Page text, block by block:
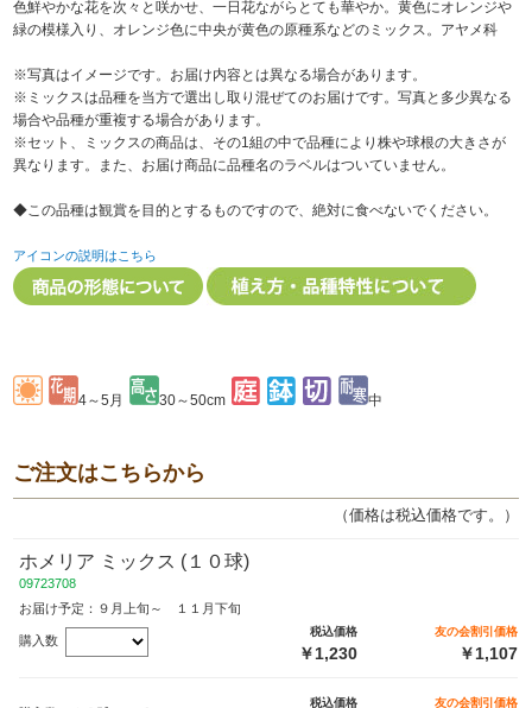
色鮮やかな花を次々と咲かせ、一日花ながらとても華やか。黄色にオレンジや
緑の模様入り、オレンジ色に中央が黄色の原種系などのミックス。アヤメ科
※写真はイメージです。お届け内容とは異なる場合があります。
※ミックスは品種を当方で選出し取り混ぜてのお届けです。写真と多少異なる
場合や品種が重複する場合があります。
※セット、ミックスの商品は、その1組の中で品種により株や球根の大きさが
異なります。また、お届け商品に品種名のラベルはついていません。
◆この品種は観賞を目的とするものですので、絶対に食べないでください。
アイコンの説明はこちら
4～5月 30～50cm 中
ご注文はこちらから
（価格は税込価格です。）
ホメリア ミックス (１０球)
09723708
お届け予定：９月上旬～ １１月下旬
購入数
税込価格
￥1,230
友の会割引価格
￥1,107
税込価格 友の会割引価格